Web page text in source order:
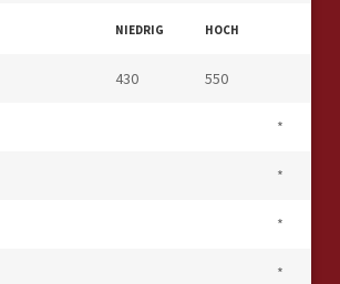
NIEDRIG HOCH
430 550
*
*
*
*